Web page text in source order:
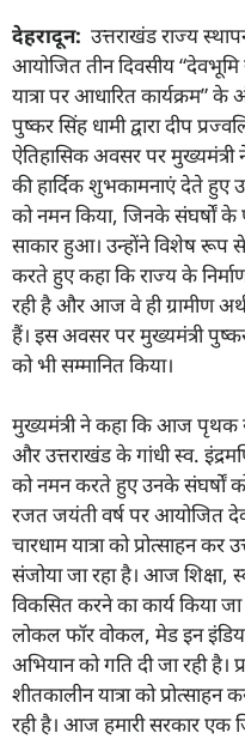
देहरादून: उत्तराखंड राज्य
आयोजित तीन दिवसीय
यात्रा पर आधारित कार्यक्रम”
पुष्कर सिंह धामी द्वारा दीप
ऐतिहासिक अवसर पर
की हार्दिक शुभकामनाएं देते हुए
को नमन किया, जिनके संघर्षों
साकार हुआ। उन्होंने विशेष रूप
करते हुए कहा कि राज्य के
रही है और आज वे ही ग्रामीण
हैं। इस अवसर पर मुख्यमंत्री
को भी सम्मानित किया।
मुख्यमंत्री ने कहा कि आज पृथक
और उत्तराखंड के गांधी स्व.
को नमन करते हुए उनके संघर्षों
रजत जयंती वर्ष पर आयोजित
चारधाम यात्रा को प्रोत्साहन
संजोया जा रहा है। आज शिक्षा,
विकसित करने का कार्य किया जा
लोकल फॉर वोकल, मेड इन
अभियान को गति दी जा रही है।
शीतकालीन यात्रा को
रही है। आज हमारी सरकार एक